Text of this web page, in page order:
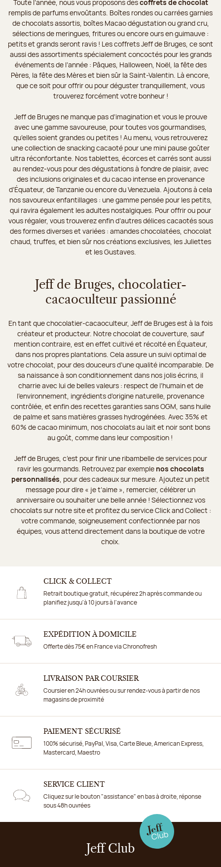
Toute l’année, nous vous proposons descoffrets de chocolat
remplis de parfums envoûtants. Boîtes rondes ou carrées garnies
de chocolats assortis, boîtes Macao dégustation ou grand cru,
sélections de meringues, fritures ou encore ours en guimauve :
petits et grands seront ravis ! Les coffrets Jeff de Bruges, ce sont
aussi des assortiments spécialement concoctés pour les grands
événements de l’année : Pâques, Halloween, Noël, la fête des
Pères, la fête des Mères et bien sûr la Saint-Valentin. Là encore,
que ce soit pour offrir ou pour déguster tranquillement, vous
trouverez forcément votre bonheur !
Jeff de Bruges ne manque pas d’imagination et vous le prouve
avec une gamme savoureuse, pour toutes vos gourmandises,
qu’elles soient grandes ou petites ! Au menu, vous retrouverez
une collection de snacking cacaoté pour une mini pause goûter
ultra réconfortante. Nos tablettes, écorces et carrés sont aussi
au rendez-vous pour des dégustations à fondre de plaisir, avec
des inclusions originales et du cacao intense en provenance
d’Équateur, de Tanzanie ou encore du Venezuela. Ajoutons à cela
nos savoureux enfantillages : une gamme pensée pour les petits,
qui ravira également les adultes nostalgiques. Pour offrir ou pour
vous régaler, vous trouverez enfin d’autres délices cacaotés sous
des formes diverses et variées : amandes chocolatées, chocolat
chaud, truffes, et bien sûr nos créations exclusives, les Juliettes
et les Gustaves.
Jeff de Bruges, chocolatier-
cacaoculteur passionné
En tant que chocolatier-cacaoculteur, Jeff de Bruges est à la fois
créateur et producteur. Notre chocolat de couverture, sauf
mention contraire, est en effet cultivé et récolté en Équateur,
dans nos propres plantations. Cela assure un suivi optimal de
votre chocolat, pour des douceurs d’une qualité incomparable. De
sa naissance à son conditionnement dans nos jolis écrins, il
charrie avec lui de belles valeurs : respect de l’humain et de
l’environnement, ingrédients d’origine naturelle, provenance
contrôlée, et enfin des recettes garanties sans OGM, sans huile
de palme et sans matières grasses hydrogénées. Avec 35% et
60% de cacao minimum, nos chocolats au lait et noir sont bons
au goût, comme dans leur composition !
Jeff de Bruges, c’est pour finir une ribambelle de services pour
ravir les gourmands. Retrouvez par exemple nos chocolats
personnalisés, pour des cadeaux sur mesure. Ajoutez un petit
message pour dire « je t’aime », remercier, célébrer un
anniversaire ou souhaiter une belle année ! Sélectionnez vos
chocolats sur notre site et profitez du service Click and Collect :
votre commande, soigneusement confectionnée par nos
équipes, vous attend directement dans la boutique de votre
choix.
CLICK & COLLECT
Retrait boutique gratuit, récupérez 2h après commande ou
planifiez jusqu'à 10 jours à l'avance
EXPÉDITION À DOMICILE
Offerte dès 75€ en France via Chronofresh
LIVRAISON PAR COURSIER
Coursier en 24h ouvrées ou sur rendez-vous à partir de nos
magasins de proximité
PAIEMENT SÉCURISÉ
100% sécurisé, PayPal, Visa, Carte Bleue, American Express,
Mastercard, Maestro
SERVICE CLIENT
Cliquez sur le bouton "assistance" en bas à droite, réponse
sous 48h ouvrées
Jeff Club